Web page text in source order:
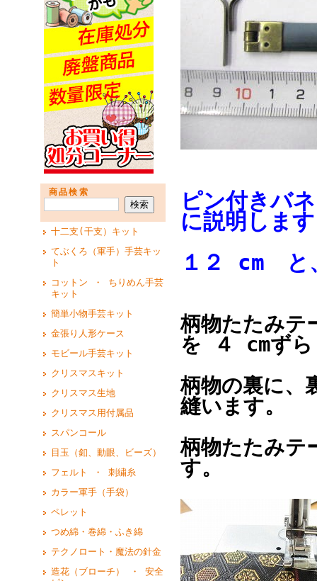
商品検索
十二支(干支）キット
てぶくろ（軍手）手芸キッ
ト
コットン ・ ちりめん手芸
キット
簡単小物手芸キット
金張り人形ケース
モビール手芸キット
クリスマスキット
クリスマス生地
クリスマス用付属品
スパンコール
目玉（釦、動眼、ビーズ）
フェルト ・ 刺繍糸
カラー軍手（手袋）
ペレット
つめ綿・巻綿・ふき綿
テクノロート・魔法の針金
造花（ブローチ） ・ 安全
ピン付きバ
に説明しま
１２ cm と
柄物たたみテ
を ４ cmずら
柄物の裏に、
縫います。
柄物たたみテ
す。